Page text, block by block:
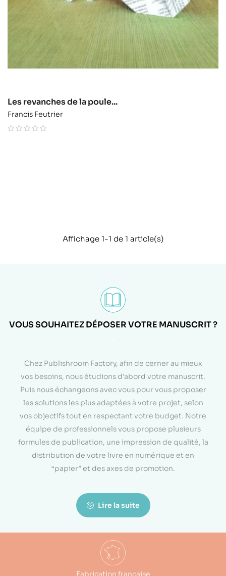
Les revanches de la poule...
Francis Feutrier
Affichage 1-1 de 1 article(s)
VOUS SOUHAITEZ DÉPOSER VOTRE MANUSCRIT ?
Chez Publishroom Factory, afin de cerner au mieux
vos besoins, nous étudions d’abord votre manuscrit.
Puis nous échangeons avec vous pour vous proposer
les solutions les plus adaptées à votre projet, selon
vos objectifs tout en respectant votre budget. Notre
équipe de professionnels vous propose plusieurs
formules de publication, une impression de qualité, la
distribution de votre livre en numérique et en
“papier” et des axes de promotion.
Lire la suite
Fabrication française